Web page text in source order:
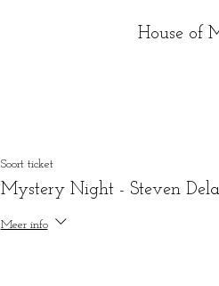
House of
Soort ticket
Mystery Night - Steven
Meer info